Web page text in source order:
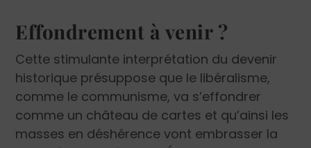
Effondrement à venir ?
Cette stimulante interprétation du devenir
historique présuppose que le libéralisme,
comme le communisme, va s’effondrer
comme un château de cartes et qu’ainsi les
masses en déshérence vont embrasser la